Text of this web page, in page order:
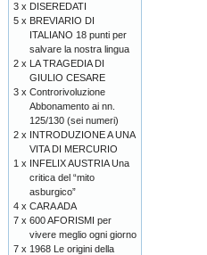
3 x DISEREDATI
5 x BREVIARIO DI
ITALIANO 18 punti per
salvare la nostra lingua
2 x LA TRAGEDIA DI
GIULIO CESARE
3 x Controrivoluzione
Abbonamento ai nn.
125/130 (sei numeri)
2 x INTRODUZIONE A UNA
VITA DI MERCURIO
1 x INFELIX AUSTRIA Una
critica del “mito
asburgico”
4 x CARA ADA
7 x 600 AFORISMI per
vivere meglio ogni giorno
7 x 1968 Le origini della